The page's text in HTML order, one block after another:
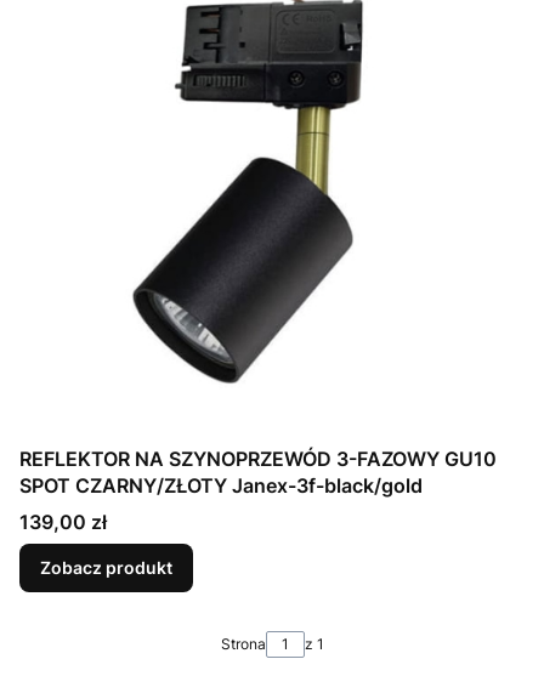
REFLEKTOR NA SZYNOPRZEWÓD 3-FAZOWY GU10
SPOT CZARNY/ZŁOTY Janex-3f-black/gold
Cena
139,00 zł
Zobacz produkt
Strona z 1